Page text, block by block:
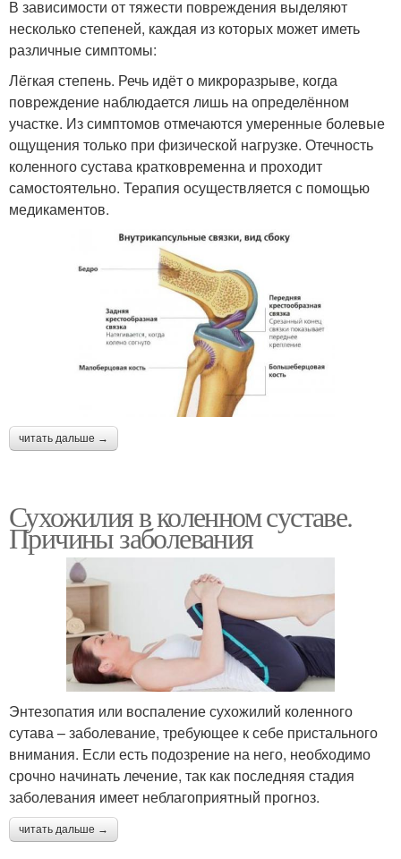
В зависимости от тяжести повреждения выделяют
несколько степеней, каждая из которых может иметь
различные симптомы:
Лёгкая степень. Речь идёт о микроразрыве, когда
повреждение наблюдается лишь на определённом
участке. Из симптомов отмечаются умеренные болевые
ощущения только при физической нагрузке. Отечность
коленного сустава кратковременна и проходит
самостоятельно. Терапия осуществляется с помощью
медикаментов.
читать дальше →
Сухожилия в коленном суставе.
Причины заболевания
Энтезопатия или воспаление сухожилий коленного
сутава – заболевание, требующее к себе пристального
внимания. Если есть подозрение на него, необходимо
срочно начинать лечение, так как последняя стадия
заболевания имеет неблагоприятный прогноз.
читать дальше →